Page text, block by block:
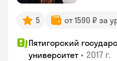
5 от 1590 ₽ за
Пятигорский
университет • 2017 г.